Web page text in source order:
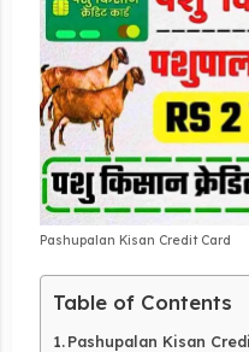
Pashupalan Kisan Credit Card
Table of Contents
Pashupalan Kisan